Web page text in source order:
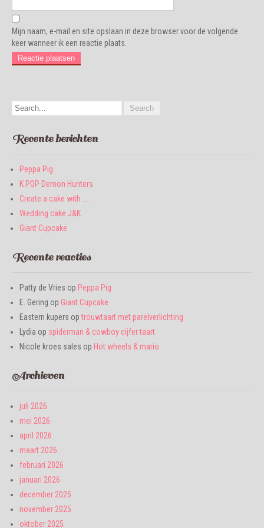
Mijn naam, e-mail en site opslaan in deze browser voor de volgende
keer wanneer ik een reactie plaats.
Recente berichten
Peppa Pig
K POP Demon Hunters
Create a cake with ….
Wedding cake J&K
Giant Cupcake
Recente reacties
Patty de Vries op Peppa Pig
E. Gering op Giant Cupcake
Eastern kupers optrouwtaart met parelverlichting
Lydia op spiderman & cowboy cijfer taart
Nicole kroes sales op Hot wheels & mario
Archieven
juli 2026
mei 2026
april 2026
maart 2026
februari 2026
januari 2026
december 2025
november 2025
oktober 2025